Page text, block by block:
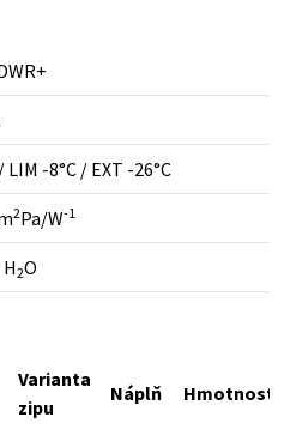
LIM -8°C / EXT -26°C
2Pa/W-1
2O
Varianta
zipu
Náplň Hmotnost*